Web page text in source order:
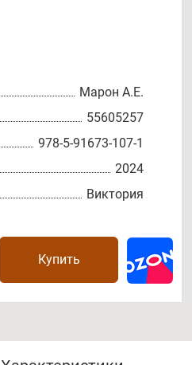
Марон А.Е.
55605257
978-5-91673-107-1
2024
Виктория
Купить